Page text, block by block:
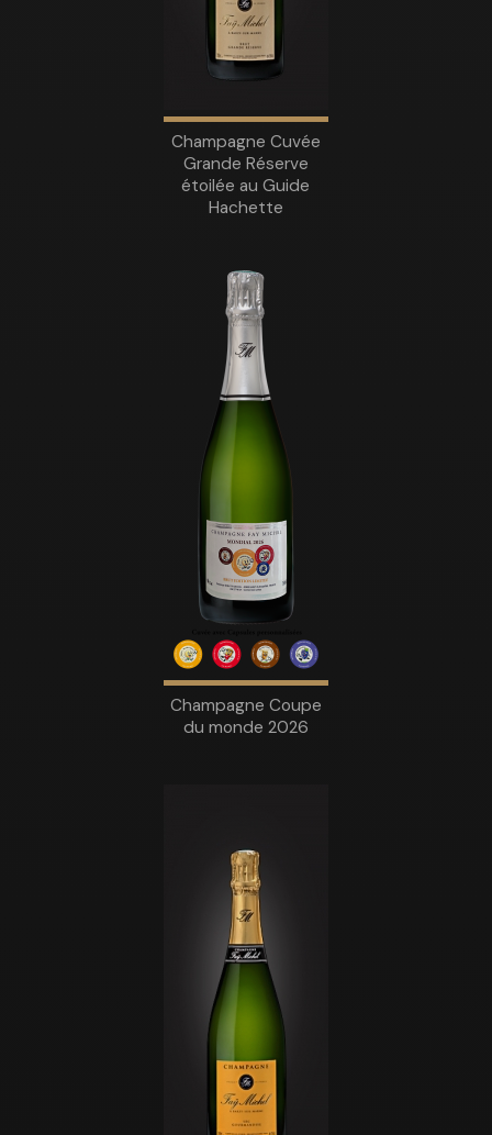
Champagne Cuvée
Grande Réserve
étoilée au Guide
Hachette
Champagne Coupe
du monde 2026